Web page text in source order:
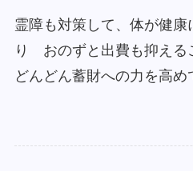
霊障も対策して、体が健
り おのずと出費も抑える
どんどん蓄財への力を高め